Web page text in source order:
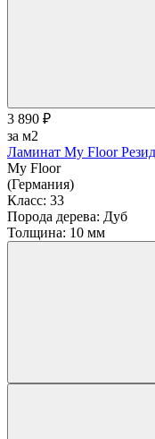
3 890 ₽
за м2
Ламинат My Floor
My Floor
(Германия)
Класс: 33
Порода дерева: Дуб
Толщина: 10 мм